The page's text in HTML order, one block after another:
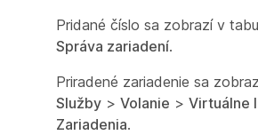
Pridané číslo sa zobrazí v
Správa zariadení.
Priradené zariadenie sa
Služby > Volanie > Virtuálne
Zariadenia.